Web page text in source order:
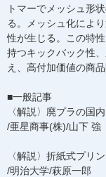
トマーでメッシュ形
る。メッシュ化によ
性が生じる。この特
持つキックバック性
え、高付加価値の商
■一般記事
〈解説〉廃プラの国
/亜星商事(株)/山下 強
〈解説〉折紙式プリ
/明治大学/萩原一郎